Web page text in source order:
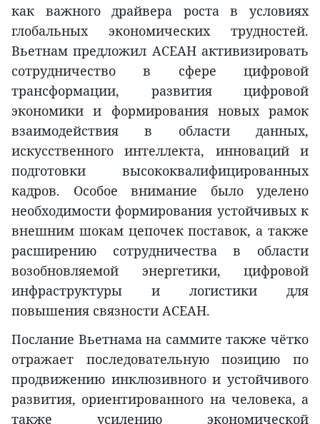
как важного драйвера роста в условиях
глобальных экономических трудностей.
Вьетнам предложил АСЕАН активизировать
сотрудничество в сфере цифровой
трансформации, развития цифровой
экономики и формирования новых рамок
взаимодействия в области данных,
искусственного интеллекта, инноваций и
подготовки высококвалифицированных
кадров. Особое внимание было уделено
необходимости формирования устойчивых к
внешним шокам цепочек поставок, а также
расширению сотрудничества в области
возобновляемой энергетики, цифровой
инфраструктуры и логистики для
повышения связности АСЕАН.
Послание Вьетнама на саммите также чётко
отражает последовательную позицию по
продвижению инклюзивного и устойчивого
развития, ориентированного на человека, а
также усилению экономической